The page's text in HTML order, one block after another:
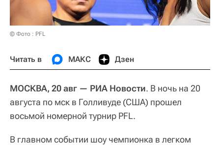
© Фото : PFL
Читать в МАКС Дзен
МОСКВА, 20 авг — РИА Новости. В ночь на 20
августа по мск в Голливуде (США) прошел
восьмой номерной турнир PFL.
В главном событии шоу чемпионка в легком